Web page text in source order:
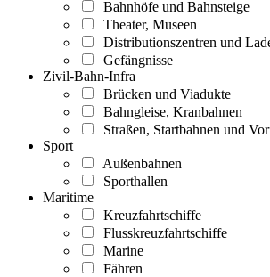
Bahnhöfe und Bahnsteige
Theater, Museen
Distributionszentren und
Gefängnisse
Zivil-Bahn-Infra
Brücken und Viadukte
Bahngleise, Kranbahnen
Straßen, Startbahnen und
Sport
Außenbahnen
Sporthallen
Maritime
Kreuzfahrtschiffe
Flusskreuzfahrtschiffe
Marine
Fähren